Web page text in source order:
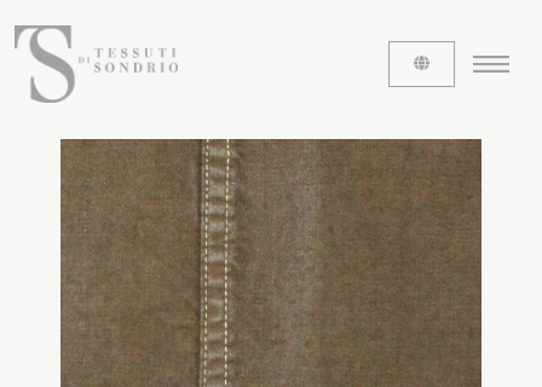
ABOUT US
The labels
Our history
Work with us